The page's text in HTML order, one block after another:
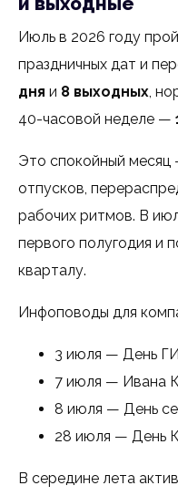
Июль в 2026 году
праздничных дат и
дня и 8 выходных,
40-часовой неделе —
Это спокойный
отпусков,
рабочих ритмов. В
первого полугодия и
кварталу.
Инфоповоды для
3 июля — День
7 июля — Ивана
8 июля — День
28 июля — День
В середине лета